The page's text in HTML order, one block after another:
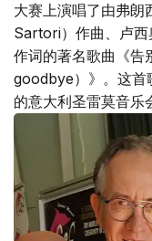
大赛上演唱了由弗
Sartori）作曲、卢
作词的著名歌曲《
goodbye）》。这首
的意大利圣雷莫音乐